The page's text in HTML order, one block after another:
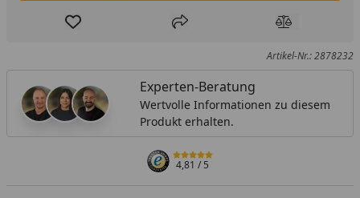
Produkt zur Wunschliste hinzufügen
Teilen Produkt
Artikel-Nr.: 2878232
Experten-Beratung
Wertvolle Informationen zu diesem
Produkt erhalten.
4,81/ 5